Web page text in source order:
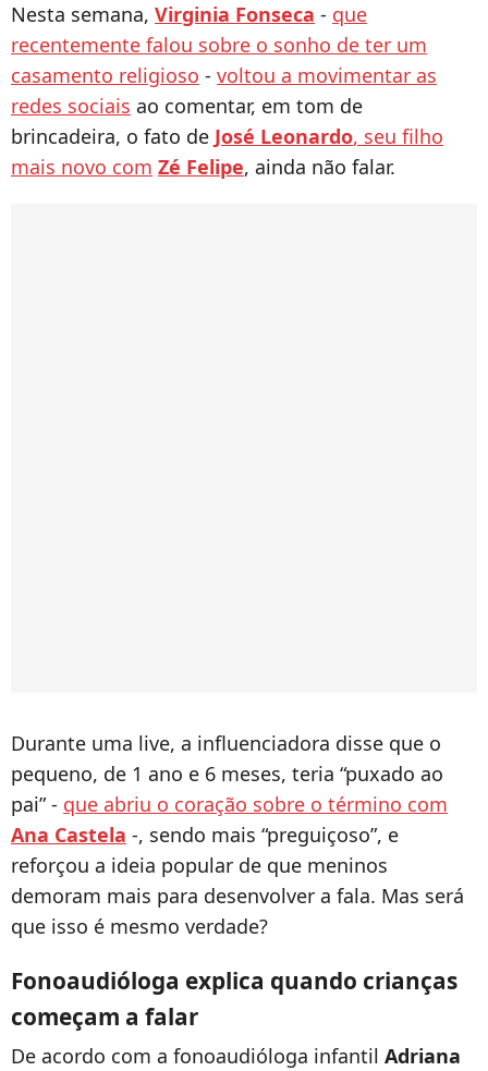
Nesta semana, Virginia Fonseca - que
recentemente falou sobre o sonho de ter um
casamento religioso - voltou a movimentar as
redes sociais ao comentar, em tom de
brincadeira, o fato de José Leonardo, seu filho
mais novo com Zé Felipe, ainda não falar.
Durante uma live, a influenciadora disse que o
pequeno, de 1 ano e 6 meses, teria “puxado ao
pai” - que abriu o coração sobre o término com
Ana Castela -, sendo mais “preguiçoso”, e
reforçou a ideia popular de que meninos
demoram mais para desenvolver a fala. Mas será
que isso é mesmo verdade?
Fonoaudióloga explica quando crianças
começam a falar
De acordo com a fonoaudióloga infantil Adriana